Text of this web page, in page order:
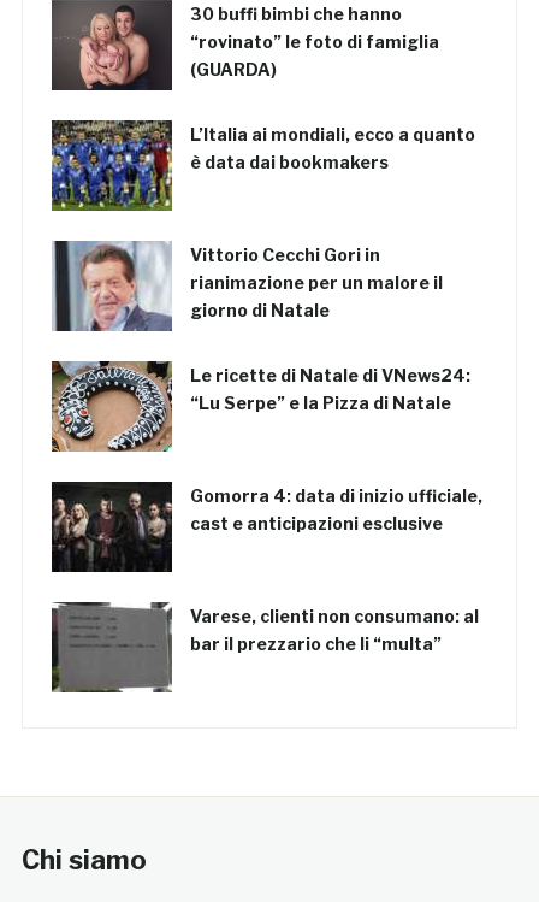
30 buffi bimbi che hanno
“rovinato” le foto di famiglia
(GUARDA)
L’Italia ai mondiali, ecco a quanto
è data dai bookmakers
Vittorio Cecchi Gori in
rianimazione per un malore il
giorno di Natale
Le ricette di Natale di VNews24:
“Lu Serpe” e la Pizza di Natale
Gomorra 4: data di inizio ufficiale,
cast e anticipazioni esclusive
Varese, clienti non consumano: al
bar il prezzario che li “multa”
Chi siamo